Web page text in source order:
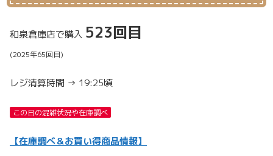
和泉倉庫店で購入 523回目
(2025年65回目)
レジ清算時間 → 19:25頃
この日の混雑状況や在庫調べ
【在庫調べ＆お買い得商品情報】